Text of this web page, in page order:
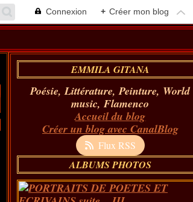
Connexion + Créer mon blog
EMMILA GITANA
Poésie, Littérature, Peinture, World
music, Flamenco
Accueil du blog
Créer un blog avec CanalBlog
Flux RSS
ALBUMS PHOTOS